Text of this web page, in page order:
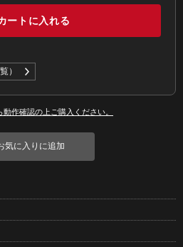
ートに入れる
）
動作確認の上ご購入ください。
気に入りに追加